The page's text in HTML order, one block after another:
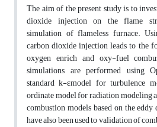
The aim of the present study is to
dioxide injection on the flame
simulation of flameless furnace.
carbon dioxide injection leads to the
oxygen enrich and oxy-fuel
simulations are performed using
standard k-εmodel for turbulence
ordinate model for radiation modeling
combustion models based on the
have also been used to validation of